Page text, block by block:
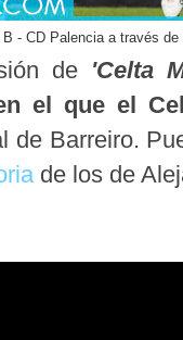
- CD Palencia a través
de 'Celta
el que el
de Barreiro.
de los de